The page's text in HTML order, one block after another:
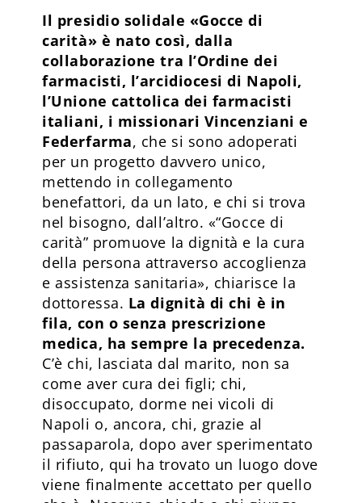
Il presidio solidale «Gocce di
carità» è nato così, dalla
collaborazione tra l’Ordine dei
farmacisti, l’arcidiocesi di Napoli,
l’Unione cattolica dei farmacisti
italiani, i missionari Vincenziani e
Federfarma, che si sono adoperati
per un progetto davvero unico,
mettendo in collegamento
benefattori, da un lato, e chi si trova
nel bisogno, dall’altro. «“Gocce di
carità” promuove la dignità e la cura
della persona attraverso accoglienza
e assistenza sanitaria», chiarisce la
dottoressa. La dignità di chi è in
fila, con o senza prescrizione
medica, ha sempre la precedenza.
C’è chi, lasciata dal marito, non sa
come aver cura dei figli; chi,
disoccupato, dorme nei vicoli di
Napoli o, ancora, chi, grazie al
passaparola, dopo aver sperimentato
il rifiuto, qui ha trovato un luogo dove
viene finalmente accettato per quello